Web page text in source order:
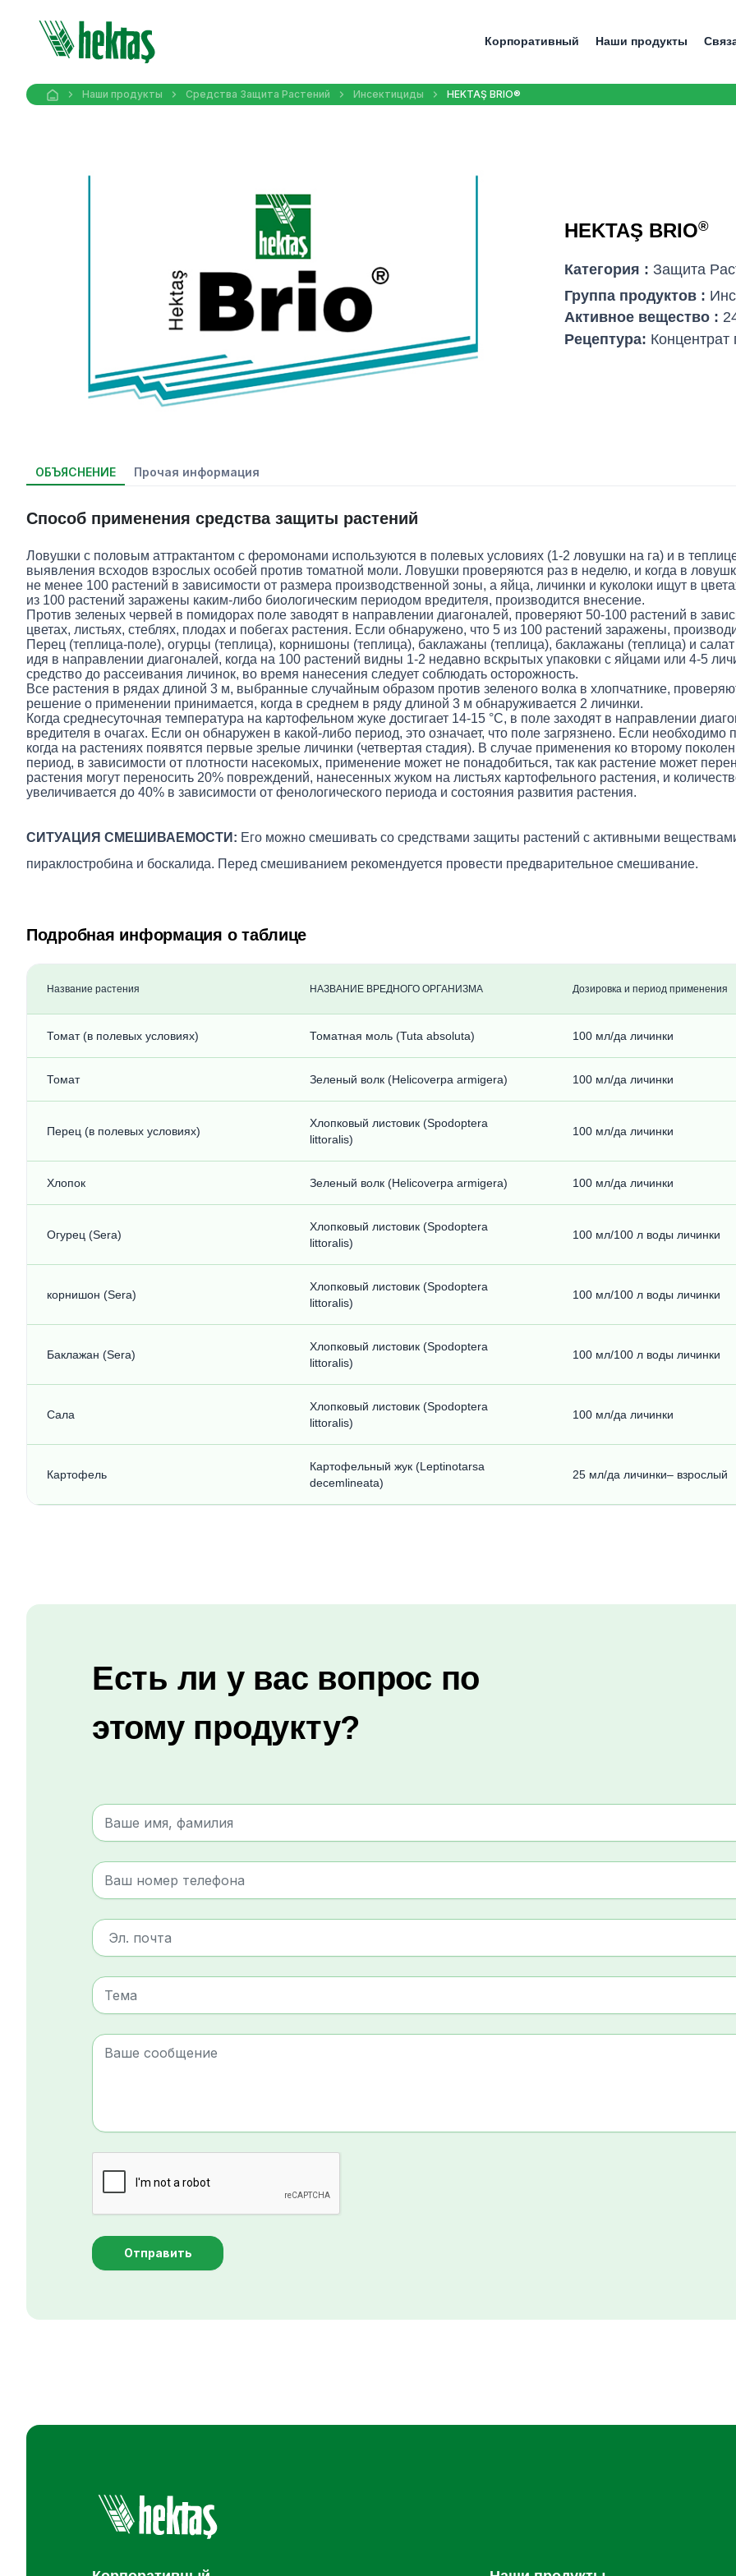
Корпоративный Наши продукты
Наши продукты Средства Защита Pастений Инсектициды HEKTAŞ BRIO®
HEKTAŞ BRIO®
Категория : Защита
Группа продуктов :
Активное вещество :
Рецептура: Концентрат
ОБЪЯСНЕНИЕ Прочая информация
Способ применения средства защиты растений
Ловушки с половым аттрактантом с феромонами используются в полевых условиях (1-2 ловушки на га) и в
выявления всходов взрослых особей против томатной моли. Ловушки проверяются раз в неделю, и когда в
не менее 100 растений в зависимости от размера производственной зоны, а яйца, личинки и куколоки ищут в
из 100 растений заражены каким-либо биологическим периодом вредителя, производится внесение.
Против зеленых червей в помидорах поле заводят в направлении диагоналей, проверяют 50-100 растений в
цветах, листьях, стеблях, плодах и побегах растения. Если обнаружено, что 5 из 100 растений заражены,
Перец (теплица-поле), огурцы (теплица), корнишоны (теплица), баклажаны (теплица), баклажаны (теплица) и
идя в направлении диагоналей, когда на 100 растений видны 1-2 недавно вскрытых упаковки с яйцами или 4-5
средство до рассеивания личинок, во время нанесения следует соблюдать осторожность.
Все растения в рядах длиной 3 м, выбранные случайным образом против зеленого волка в хлопчатнике,
решение о применении принимается, когда в среднем в ряду длиной 3 м обнаруживается 2 личинки.
Когда среднесуточная температура на картофельном жуке достигает 14-15 °C, в поле заходят в направлении
вредителя в очагах. Если он обнаружен в какой-либо период, это означает, что поле загрязнено. Если
когда на растениях появятся первые зрелые личинки (четвертая стадия). В случае применения ко второму
период, в зависимости от плотности насекомых, применение может не понадобиться, так как растение может
растения могут переносить 20% повреждений, нанесенных жуком на листьях картофельного растения, и
увеличивается до 40% в зависимости от фенологического периода и состояния развития растения.
СИТУАЦИЯ СМЕШИВАЕМОСТИ: Его можно смешивать со средствами защиты растений с активными
пираклостробина и боскалида. Перед смешиванием рекомендуется провести предварительное смешивание.
Подробная информация о таблице
Название растения НАЗВАНИЕ ВРЕДНОГО ОРГАНИЗМА Дозировка и период применения
Томат (в полевых условиях) Томатная моль (Tuta absoluta) 100 мл/да личинки
Томат Зеленый волк (Helicoverpa armigera) 100 мл/да личинки
Перец (в полевых условиях)
Хлопковый листовик (Spodoptera
littoralis)
100 мл/да личинки
Хлопок Зеленый волк (Helicoverpa armigera) 100 мл/да личинки
Огурец (Sera)
Хлопковый листовик (Spodoptera
littoralis)
100 мл/100 л воды личинки
корнишон (Sera)
Хлопковый листовик (Spodoptera
littoralis)
100 мл/100 л воды личинки
Баклажан (Sera)
Хлопковый листовик (Spodoptera
littoralis)
100 мл/100 л воды личинки
Сала
Хлопковый листовик (Spodoptera
littoralis)
100 мл/да личинки
Картофель
Картофельный жук (Leptinotarsa
decemlineata)
25 мл/да личинки– взрослый
Есть ли у вас вопрос по
этому продукту?
Отправить